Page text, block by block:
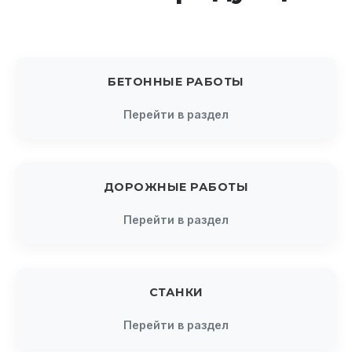
БЕТОННЫЕ РАБОТЫ
Перейти в раздел
ДОРОЖНЫЕ РАБОТЫ
Перейти в раздел
СТАНКИ
Перейти в раздел